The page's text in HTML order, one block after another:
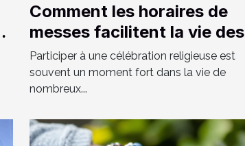
Comment les horaires de
messes facilitent la vie des
fidèles ?
Participer à une célébration religieuse est
souvent un moment fort dans la vie de
nombreux...